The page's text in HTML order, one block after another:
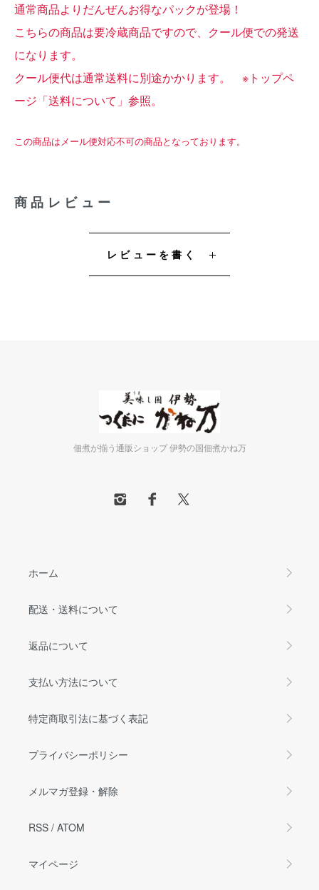
通常商品よりだんぜんお得なパックが登場！
こちらの商品は要冷蔵商品ですので、クール便での発送
になります。
クール便代は通常送料に別途かかります。 ※トップペ
ージ「送料について」参照。
この商品はメール便対応不可の商品となっております。
商品レビュー
レビューを書く
佃煮が揃う通販ショップ 伊勢の国佃煮かね万
ホーム
配送・送料について
返品について
支払い方法について
特定商取引法に基づく表記
プライバシーポリシー
メルマガ登録・解除
RSS / ATOM
マイページ